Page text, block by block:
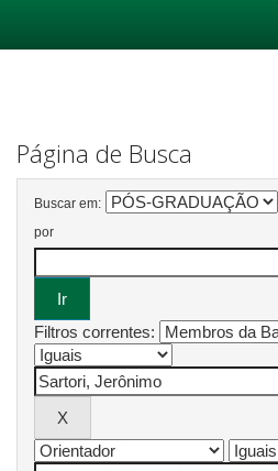
Página de Busca
Buscar em:
por
Filtros correntes: